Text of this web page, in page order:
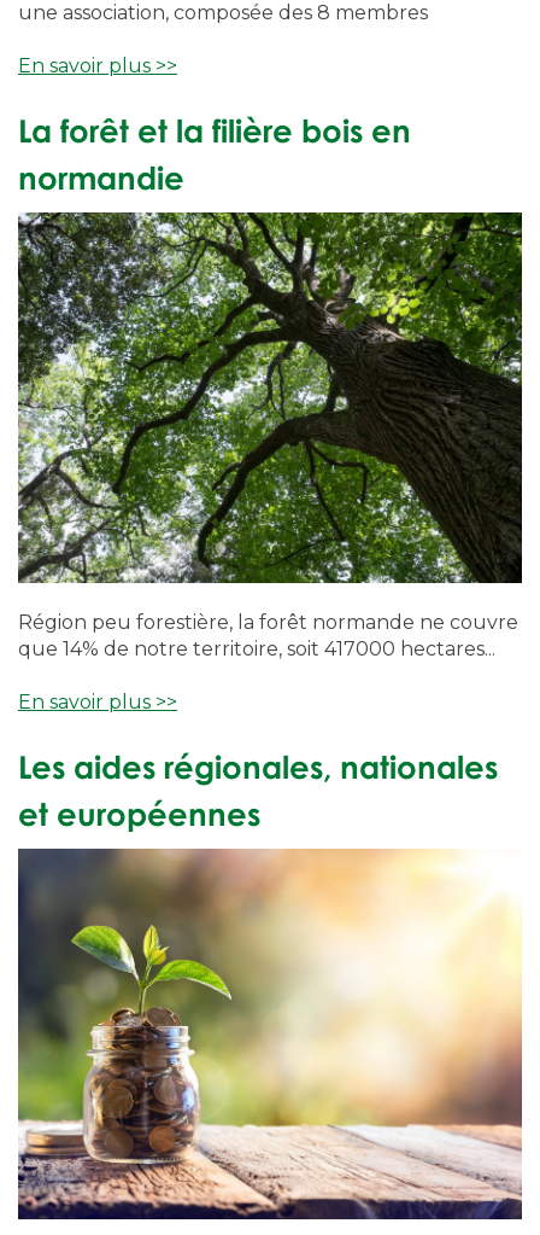
une association, composée des 8 membres
En savoir plus >>
La forêt et la filière bois en
normandie
Région peu forestière, la forêt normande ne couvre
que 14% de notre territoire, soit 417000 hectares...
En savoir plus >>
Les aides régionales, nationales
et européennes